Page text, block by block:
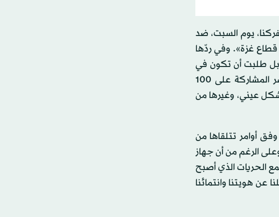
يوم السبت، ضد
قطاع غزة». وفي ردّها
بل طلبت أن تكون في
ساحة مقابل الملعب البلدي في المنطقة الصناعية، حيث لا توجد حركة عادية للمواطنين، وأن تقتصر المشاركة على 100
عيني، وغيرها من
أوامر تتلقاها من
الرغم من أن جهاز
الحريات الذي أصبح
عن هويتنا وانتمائنا